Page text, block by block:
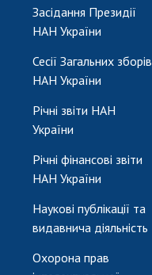
Засідання Президії
НАН України
Сесії Загальних зборів
НАН України
Річні звіти НАН
України
Річні фінансові звіти
НАН України
Наукові публікації та
видавнича діяльність
Охорона прав